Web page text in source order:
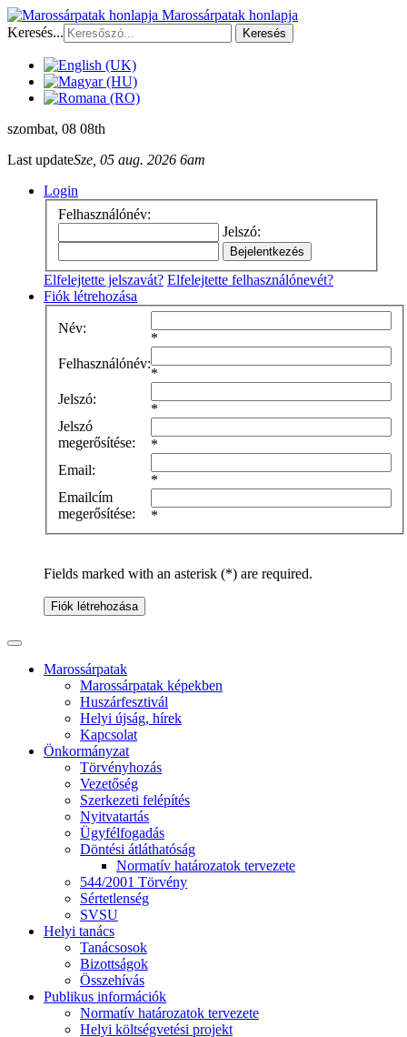
Marossárpatak honlapja
Keresés...
Keresés
szombat, 08 08th
Last updateSze, 05 aug. 2026 6am
Login
Felhasználónév:
Jelszó:
Elfelejtette jelszavát? Elfelejtette felhasználónevét?
Fiók létrehozása
Név:
*
Felhasználónév:
*
Jelszó:
*
Jelszó
megerősítése:
*
Email:
*
Emailcím
megerősítése:
*
Fields marked with an asterisk (*) are required.
Fiók létrehozása
Marossárpatak
Marossárpatak képekben
Huszárfesztivál
Helyi újság, hírek
Kapcsolat
Önkormányzat
Törvényhozás
Vezetőség
Szerkezeti felépítés
Nyitvatartás
Ügyfélfogadás
Döntési átláthatóság
Normatív határozatok tervezete
544/2001 Törvény
Sértetlenség
SVSU
Helyi tanács
Tanácsosok
Bizottságok
Összehívás
Publikus információk
Normatív határozatok tervezete
Helyi költségvetési projekt